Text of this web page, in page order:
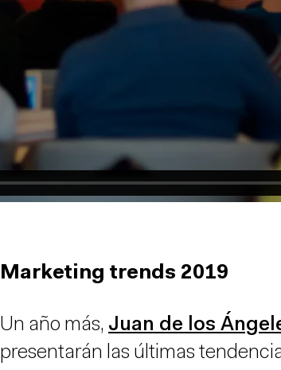
Marketing trends 2019
Un año más, Juan de los
presentarán las últimas